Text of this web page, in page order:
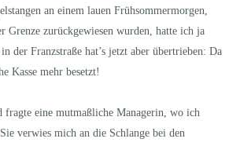
an einem lauen Frühsommermorgen,
Grenze zurückgewiesen wurden, hatte ich ja
in der Franzstraße hat’s jetzt aber übertrieben: Da
Kasse mehr besetzt!
fragte eine mutmaßliche Managerin, wo ich
verwies mich an die Schlange bei den